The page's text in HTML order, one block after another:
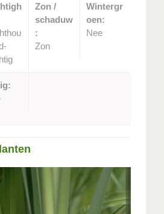
Zon /
schaduw
:
Zon
Wintergr
oen:
Nee